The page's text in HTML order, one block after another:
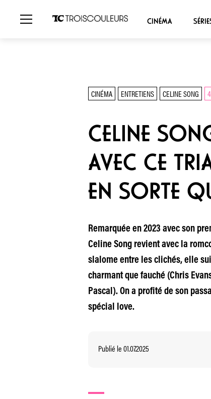
CINÉMA
CINÉMA ENTRETIENS CELINE SONG
CELINE
AVEC CE
EN SORTE
Remarquée en 2023 avec son
Celine Song revient avec la
slalome entre les clichés, elle
charmant que fauché (Chris
Pascal). On a profité de son
spécial love.
Publié le 01.07.2025